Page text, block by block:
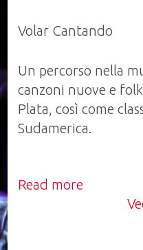
"Volar
Volar Cantando
Un percorso nella
canzoni nuove e
Plata, così come
Sudamerica.
Read more